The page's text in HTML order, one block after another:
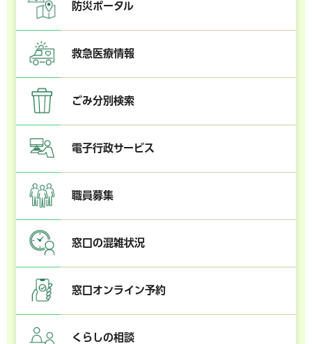
防災ポータル
救急医療情報
ごみ分別検索
電子行政サービス
職員募集
窓口の混雑状況
窓口オンライン予約
くらしの相談